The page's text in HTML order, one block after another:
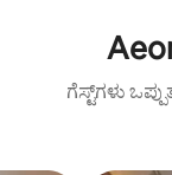
ಗೆಸ್ಟ್‌ಗಳು